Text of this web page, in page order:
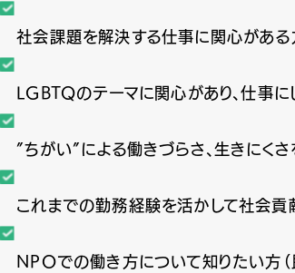
社会課題を解決する仕事に関心がある
LGBTQのテーマに関心があり、仕事に
”ちがい”による働きづらさ、生きにく
これまでの勤務経験を活かして社会貢
NPOでの働き方について知りたい方（